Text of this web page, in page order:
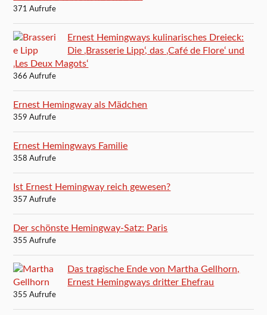
371 Aufrufe
Ernest Hemingways kulinarisches Dreieck:
Die ‚Brasserie Lipp‘, das ‚Café de Flore‘ und
‚Les Deux Magots‘
366 Aufrufe
Ernest Hemingway als Mädchen
359 Aufrufe
Ernest Hemingways Familie
358 Aufrufe
Ist Ernest Hemingway reich gewesen?
357 Aufrufe
Der schönste Hemingway-Satz: Paris
355 Aufrufe
Das tragische Ende von Martha Gellhorn,
Ernest Hemingways dritter Ehefrau
355 Aufrufe